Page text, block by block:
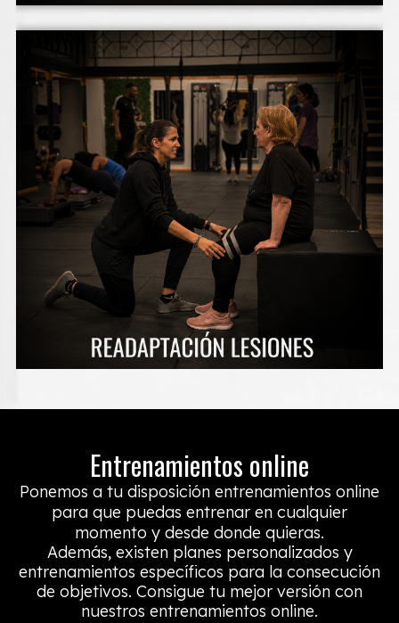
Nos enfocamos en la prevención y
recuperación de lesiones, utilizando técnicas
avanzadas y un enfoque integrado de
entrenamiento.
Servicio de entrenamiento individual dónde el
objetivo es ayudarte a recuperar tu
movilidad y fuerza, además de prevenir
futuras lesiones.
Entrenamientos online
Ponemos a tu disposición entrenamientos online
para que puedas entrenar en cualquier
momento y desde donde quieras.
Además, existen planes personalizados y
entrenamientos específicos para la consecución
de objetivos. Consigue tu mejor versión con
nuestros entrenamientos online.